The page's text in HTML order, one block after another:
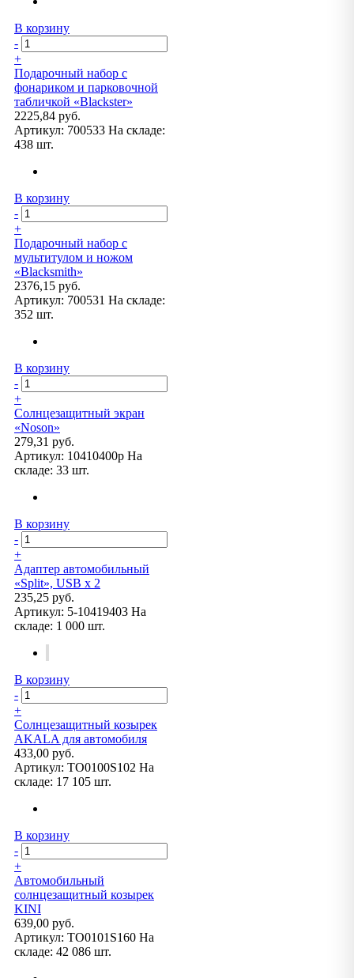
В корзину
-
+
Подарочный набор с
фонариком и парковочной
табличкой «Blackster»
2225,84 руб.
Артикул: 700533 На складе:
438 шт.
В корзину
-
+
Подарочный набор с
мультитулом и ножом
«Blacksmith»
2376,15 руб.
Артикул: 700531 На складе:
352 шт.
В корзину
-
+
Солнцезащитный экран
«Noson»
279,31 руб.
Артикул: 10410400p На
складе: 33 шт.
В корзину
-
+
Адаптер автомобильный
«Split», USB x 2
235,25 руб.
Артикул: 5-10419403 На
складе: 1 000 шт.
В корзину
-
+
Солнцезащитный козырек
AKALA для автомобиля
433,00 руб.
Артикул: TO0100S102 На
складе: 17 105 шт.
В корзину
-
+
Автомобильный
солнцезащитный козырек
KINI
639,00 руб.
Артикул: TO0101S160 На
складе: 42 086 шт.